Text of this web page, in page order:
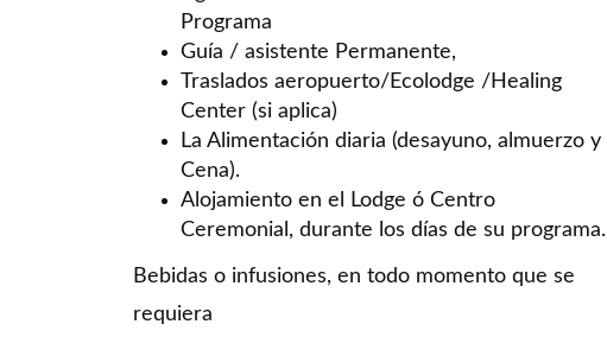
Programa
Guía / asistente Permanente,
Traslados aeropuerto/Ecolodge /Healing
Center (si aplica)
La Alimentación diaria (desayuno, almuerzo y
Cena).
Alojamiento en el Lodge ó Centro
Ceremonial, durante los días de su programa.
Bebidas o infusiones, en todo momento que se
requiera